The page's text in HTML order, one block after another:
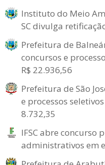
Instituto do Meio
SC divulga
Prefeitura de
concursos e
R$ 22.936,56
Prefeitura de São
e processos
8.732,35
IFSC abre concurso
administrativos em